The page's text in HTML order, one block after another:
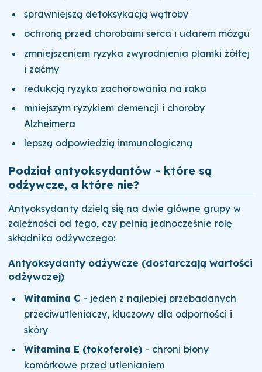
sprawniejszą detoksykacją wątroby
ochroną przed chorobami serca i udarem mózgu
zmniejszeniem ryzyka zwyrodnienia plamki żółtej
i zaćmy
redukcją ryzyka zachorowania na raka
mniejszym ryzykiem demencji i choroby
Alzheimera
lepszą odpowiedzią immunologiczną
Podział antyoksydantów - które są
odżywcze, a które nie?
Antyoksydanty dzielą się na dwie główne grupy w
zależności od tego, czy pełnią jednocześnie rolę
składnika odżywczego:
Antyoksydanty odżywcze (dostarczają wartości
odżywczej)
Witamina C - jeden z najlepiej przebadanych
przeciwutleniaczy, kluczowy dla odporności i
skóry
Witamina E (tokoferole) - chroni błony
komórkowe przed utlenianiem